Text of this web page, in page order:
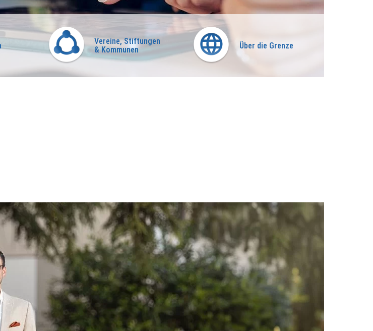
Vereine, Stiftungen
& Kommunen
Über die Grenze